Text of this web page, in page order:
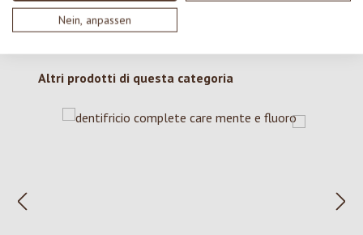
Nein, anpassen
Salta la galleria dei prodotti
Altri prodotti di questa categoria